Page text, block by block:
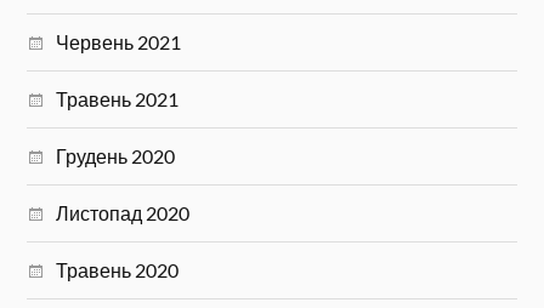
Червень 2021
Травень 2021
Грудень 2020
Листопад 2020
Травень 2020